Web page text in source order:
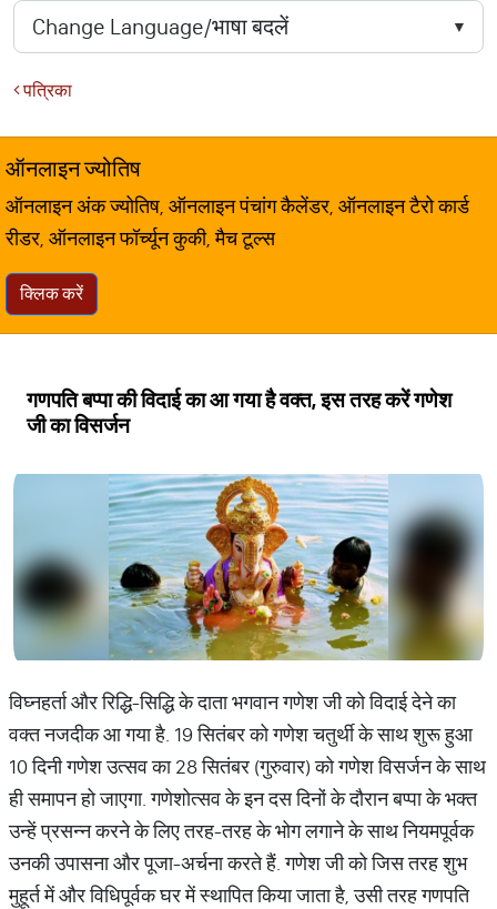
पत्रिका
ऑनलाइन ज्योतिष
ऑनलाइन अंक ज्योतिष, ऑनलाइन पंचांग कैलेंडर, ऑनलाइन टैरो कार्ड
रीडर, ऑनलाइन फॉर्च्यून कुकी, मैच टूल्स
क्लिक करें
गणपति बप्पा की विदाई का आ गया है वक्त, इस तरह करें गणेश
जी का विसर्जन
विघ्नहर्ता और रिद्धि-सिद्धि के दाता भगवान गणेश जी को विदाई देने का
वक्त नजदीक आ गया है. 19 सितंबर को गणेश चतुर्थी के साथ शुरू हुआ
10 दिनी गणेश उत्सव का 28 सितंबर (गुरुवार) को गणेश विसर्जन के साथ
ही समापन हो जाएगा. गणेशोत्सव के इन दस दिनों के दौरान बप्पा के भक्त
उन्हें प्रसन्न करने के लिए तरह-तरह के भोग लगाने के साथ नियमपूर्वक
उनकी उपासना और पूजा-अर्चना करते हैं. गणेश जी को जिस तरह शुभ
मुहूर्त में और विधिपूर्वक घर में स्थापित किया जाता है, उसी तरह गणपति